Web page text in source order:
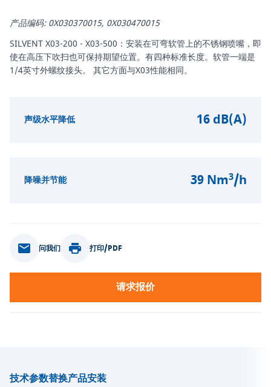
产品编码: 0X030370015, 0X030470015
SILVENT X03-200 - X03-500：安装在可弯软管上的不锈钢喷嘴，即
使在高压下吹扫也可保持期望位置。有四种标准长度。软管一端是
1/4英寸外螺纹接头。 其它方面与X03性能相同。
声级水平降低 16 dB(A)
降噪并节能 39 Nm3/h
问我们 打印/PDF
请求报价
技术参数替换产品安装